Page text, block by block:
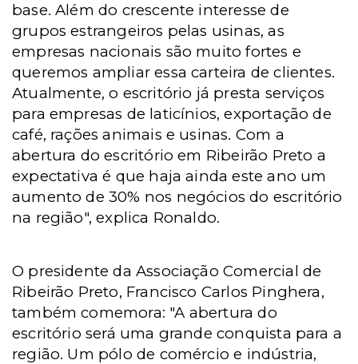
base. Além do crescente interesse de
grupos estrangeiros pelas usinas, as
empresas nacionais são muito fortes e
queremos ampliar essa carteira de clientes.
Atualmente, o escritório já presta serviços
para empresas de laticínios, exportação de
café, rações animais e usinas. Com a
abertura do escritório em Ribeirão Preto a
expectativa é que haja ainda este ano um
aumento de 30% nos negócios do escritório
na região", explica Ronaldo.
O presidente da Associação Comercial de
Ribeirão Preto, Francisco Carlos Pinghera,
também comemora: "A abertura do
escritório será uma grande conquista para a
região. Um pólo de comércio e indústria,